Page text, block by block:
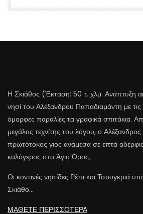
Η Σκιάθος (Έκταση: 50 τ. χλμ. Ανάπτυξη
νησί του Αλέξανδρου Παπαδιαμάντη με τις
όμορφες παραλίες τα γραφικά σπιτάκια.
μεγάλος τεχνίτης του λόγου, ο
πρωτότοκος γιος ανάμεσα σε επτά
καλόγερος στο Άγιο Όρος.
Οι κοντινές νησίδες Ρέπι και Τσουγκριά
Σκιάθο…
ΜΑΘΕΤΕ ΠΕΡΙΣΣΟΤΕΡΑ